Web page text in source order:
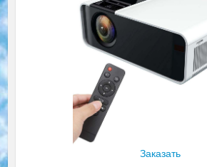
Заказать